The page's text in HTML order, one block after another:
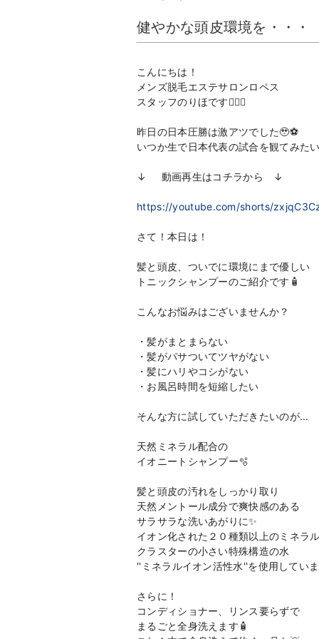
健やかな頭皮環境を・・・
こんにちは！
メンズ脱毛エステサロンロペス
スタッフのりほです👩🏻‍⚕️
昨日の日本圧勝は激アツでした🥹⚽️
いつか生で日本代表の試合を観てみた
↓ 動画再生はコチラから ↓
https://youtube.com/shorts/
さて！本日は！
髪と頭皮、ついでに環境にまで優しい
トニックシャンプーのご紹介です🧴
こんなお悩みはございませんか？
・髪がまとまらない
・髪がパサついてツヤがない
・髪にハリやコシがない
・お風呂時間を短縮したい
そんな方に試していただきたいのが...
天然ミネラル配合の
イオニートシャンプー🫧
髪と頭皮の汚れをしっかり取り
天然メントール成分で爽快感のある
サラサラな洗いあがりに✨
イオン化された２０種類以上のミネラ
クラスターの小さい特殊構造の水
''ミネラルイオン活性水''を使用してい
さらに！
コンディショナー、リンス要らずで
まるごと全身洗えます🧴